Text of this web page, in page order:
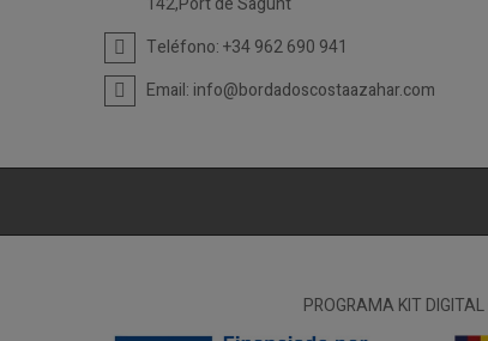
Teléfono:+34 962 690 941
Email: info@bordadoscostaazahar.com
PROGRAMA KIT